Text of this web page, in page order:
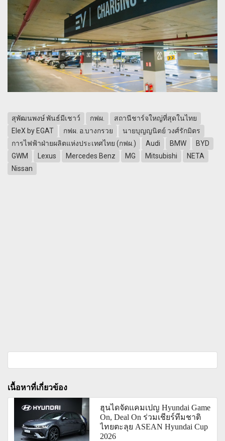
สุพัฒนพงษ์ พันธ์มีเชาว์ กฟผ.
สถานีชาร์จใหญ่ที่สุดในไทย
EleX by EGAT
กฟผ. อ.บางกรวย
นายบุญญนิตย์ วงศ์รักมิตร
การไฟฟ้าฝ่ายผลิตแห่งประเทศไทย (กฟผ.)
Audi BMW
BYD
GWM
Lexus Mercedes Benz MG Mitsubishi
NETA
Nissan
เนื้อหาที่เกี่ยวข้อง
ฮุนไดจัดแคมเปญ Hyundai Game
On, Deal On ร่วมเชียร์ทีมชาติ
ไทยตะลุย ASEAN Hyundai Cup
2026